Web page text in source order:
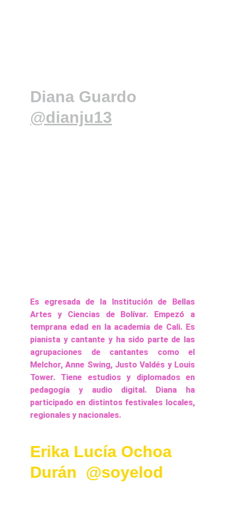
Diana Guardo
@dianju13
Es egresada de la Institución de Bellas
Artes y Ciencias de Bolívar. Empezó a
temprana edad en la academia de Cali. Es
pianista y cantante y ha sido parte de las
agrupaciones de cantantes como el
Melchor, Anne Swing, Justo Valdés y Louis
Tower. Tiene estudios y diplomados en
pedagogía y audio digital. Diana ha
participado en distintos festivales locales,
regionales y nacionales.
Erika Lucía Ochoa
Durán  @soyelod